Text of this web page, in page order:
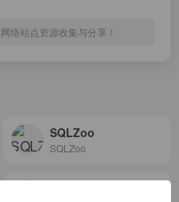
络站点资源收集与分享！
SQLZoo
SQLZoo